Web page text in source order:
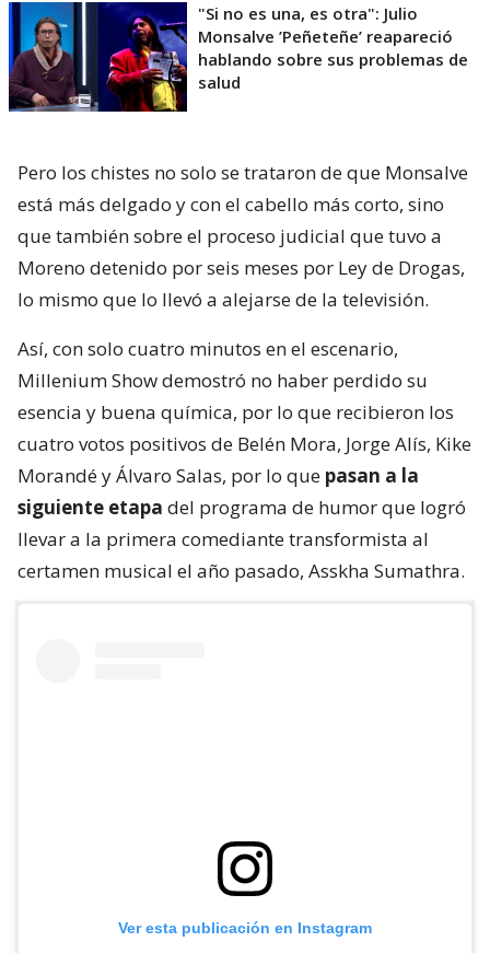
"Si no es una, es otra": Julio
Monsalve ’Peñeteñe’ reapareció
hablando sobre sus problemas de
salud
Pero los chistes no solo se trataron de que Monsalve
está más delgado y con el cabello más corto, sino
que también sobre el proceso judicial que tuvo a
Moreno detenido por seis meses por Ley de Drogas,
lo mismo que lo llevó a alejarse de la televisión.
Así, con solo cuatro minutos en el escenario,
Millenium Show demostró no haber perdido su
esencia y buena química, por lo que recibieron los
cuatro votos positivos de Belén Mora, Jorge Alís, Kike
Morandé y Álvaro Salas, por lo que pasan a la
siguiente etapa del programa de humor que logró
llevar a la primera comediante transformista al
certamen musical el año pasado, Asskha Sumathra.
Ver esta publicación en Instagram